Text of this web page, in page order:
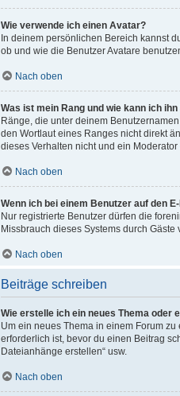
Wie verwende ich einen Avatar?
In deinem persönlichen Bereich kannst
ob und wie die Benutzer Avatare
Nach oben
Was ist mein Rang und wie kann ich
Ränge, die unter deinem
den Wortlaut eines Ranges nicht direkt
dieses Verhalten nicht und ein
Nach oben
Wenn ich bei einem Benutzer auf den
Nur registrierte Benutzer dürfen die
Missbrauch dieses Systems durch Gäste
Nach oben
Beiträge schreiben
Wie erstelle ich ein neues Thema oder
Um ein neues Thema in einem Forum zu
erforderlich ist, bevor du einen Beitrag
Dateianhänge erstellen“ usw.
Nach oben